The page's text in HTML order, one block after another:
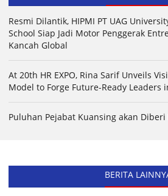
Resmi Dilantik, HIPMI PT UAG
School Siap Jadi Motor Penggerak
Kancah Global
At 20th HR EXPO, Rina Sarif Unveils
Model to Forge Future-Ready Leaders
Puluhan Pejabat Kuansing akan Diberi
BERITA